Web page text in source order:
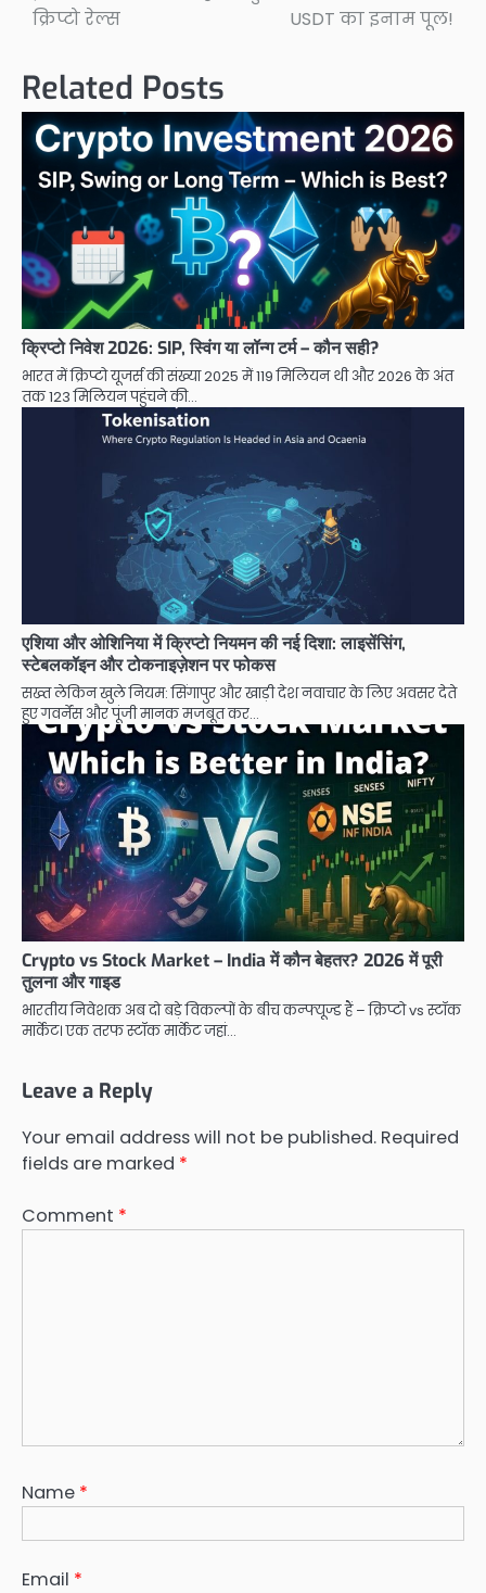
क्रिप्टो रेल्स
USDT का इनाम पूल!
Related Posts
क्रिप्टो निवेश 2026: SIP, स्विंग या लॉन्ग टर्म – कौन सही?
भारत में क्रिप्टो यूजर्स की संख्या 2025 में 119 मिलियन थी और 2026 के अंत
तक 123 मिलियन पहुंचने की…
एशिया और ओशिनिया में क्रिप्टो नियमन की नई दिशा: लाइसेंसिंग,
स्टेबलकॉइन और टोकनाइज़ेशन पर फोकस
सख्त लेकिन खुले नियम: सिंगापुर और खाड़ी देश नवाचार के लिए अवसर देते
हुए गवर्नेंस और पूंजी मानक मजबूत कर…
Crypto vs Stock Market – India में कौन बेहतर? 2026 में पूरी
तुलना और गाइड
भारतीय निवेशक अब दो बड़े विकल्पों के बीच कन्फ्यूज्ड हैं – क्रिप्टो vs स्टॉक
मार्केट। एक तरफ स्टॉक मार्केट जहां…
Leave a Reply
Your email address will not be published. Required
fields are marked *
Comment *
Name *
Email *